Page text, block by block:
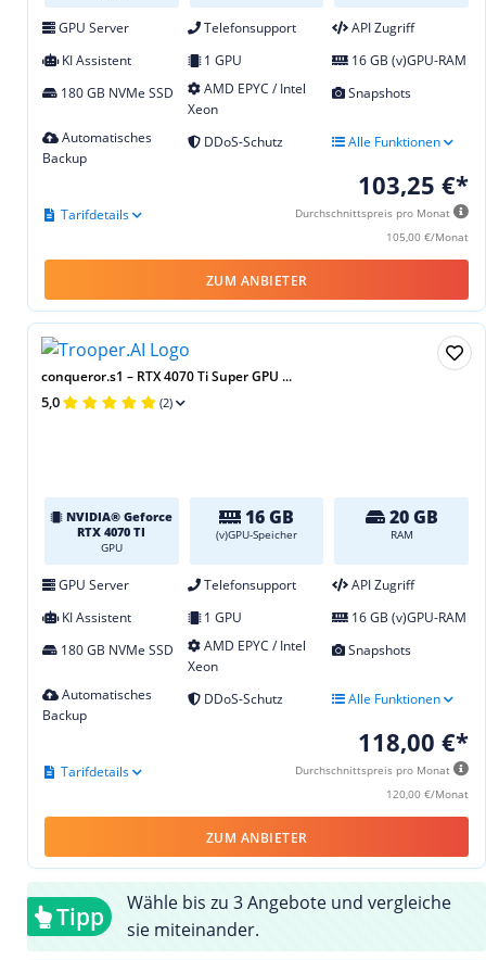
GPU Server Telefonsupport
API Zugriff
KI Assistent
1 GPU
16 GB (v)GPU-RAM
180 GB NVMe SSD
AMD EPYC / Intel
Xeon
Snapshots
Automatisches
Backup
DDoS-Schutz Alle Funktionen
103,25 €*
Durchschnittspreis pro Monat
105,00 €/Monat
Tarifdetails
ZUM ANBIETER
conqueror.s1 – RTX 4070 Ti Super GPU ...
5,0 (2)
NVIDIA® Geforce
RTX 4070 TI
GPU
16 GB
(v)GPU-Speicher
20 GB
RAM
GPU Server Telefonsupport
API Zugriff
KI Assistent
1 GPU
16 GB (v)GPU-RAM
180 GB NVMe SSD
AMD EPYC / Intel
Xeon
Snapshots
Automatisches
Backup
DDoS-Schutz Alle Funktionen
118,00 €*
Durchschnittspreis pro Monat
120,00 €/Monat
Tarifdetails
ZUM ANBIETER
Tipp
Wähle bis zu 3 Angebote und vergleiche
sie miteinander.